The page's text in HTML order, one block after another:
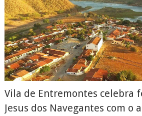
Vila de Entremontes celebra
Jesus dos Navegantes com o